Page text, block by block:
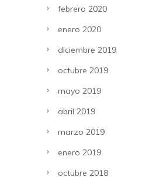
febrero 2020
enero 2020
diciembre 2019
octubre 2019
mayo 2019
abril 2019
marzo 2019
enero 2019
octubre 2018